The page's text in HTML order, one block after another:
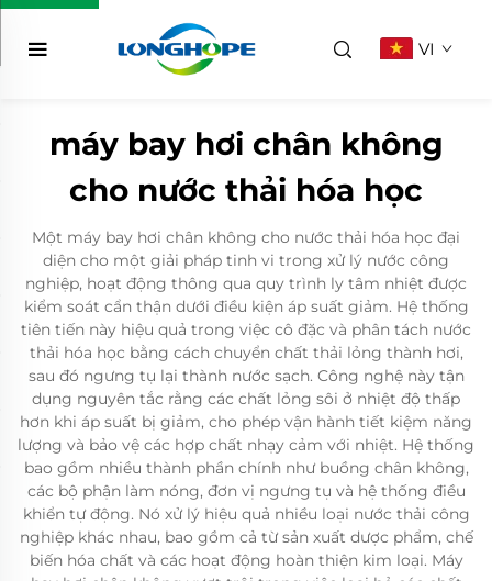
VI
máy bay hơi chân không
cho nước thải hóa học
Một máy bay hơi chân không cho nước thải hóa học đại
diện cho một giải pháp tinh vi trong xử lý nước công
nghiệp, hoạt động thông qua quy trình ly tâm nhiệt được
kiểm soát cẩn thận dưới điều kiện áp suất giảm. Hệ thống
tiên tiến này hiệu quả trong việc cô đặc và phân tách nước
thải hóa học bằng cách chuyển chất thải lỏng thành hơi,
sau đó ngưng tụ lại thành nước sạch. Công nghệ này tận
dụng nguyên tắc rằng các chất lỏng sôi ở nhiệt độ thấp
hơn khi áp suất bị giảm, cho phép vận hành tiết kiệm năng
lượng và bảo vệ các hợp chất nhạy cảm với nhiệt. Hệ thống
bao gồm nhiều thành phần chính như buồng chân không,
các bộ phận làm nóng, đơn vị ngưng tụ và hệ thống điều
khiển tự động. Nó xử lý hiệu quả nhiều loại nước thải công
nghiệp khác nhau, bao gồm cả từ sản xuất dược phẩm, chế
biến hóa chất và các hoạt động hoàn thiện kim loại. Máy